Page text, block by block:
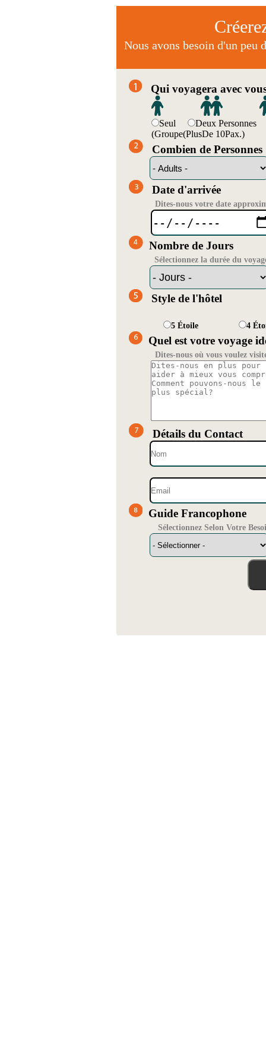
Nous avons besoin d'un
Qui voyagera avec
Seul
Deux Personnes
(Groupe(PlusDe 10Pax.)
Combien de Personnes
Date d'arrivée
Dites-nous votre date
Nombre de Jours
Sélectionnez la durée du
Style de l'hôtel
5 Étoile 4
Quel est votre voyage
Dites-nous où vous voulez
Détails du Contact
Guide Francophone
Sélectionnez Selon Votre